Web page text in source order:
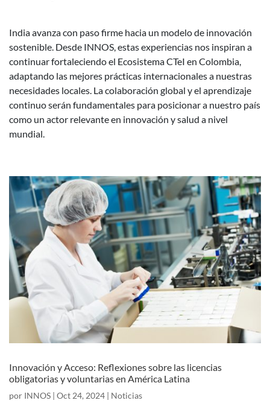
India avanza con paso firme hacia un modelo de innovación
sostenible. Desde INNOS, estas experiencias nos inspiran a
continuar fortaleciendo el Ecosistema CTeI en Colombia,
adaptando las mejores prácticas internacionales a nuestras
necesidades locales. La colaboración global y el aprendizaje
continuo serán fundamentales para posicionar a nuestro país
como un actor relevante en innovación y salud a nivel
mundial.
Innovación y Acceso: Reflexiones sobre las licencias
obligatorias y voluntarias en América Latina
por INNOS | Oct 24, 2024 | Noticias